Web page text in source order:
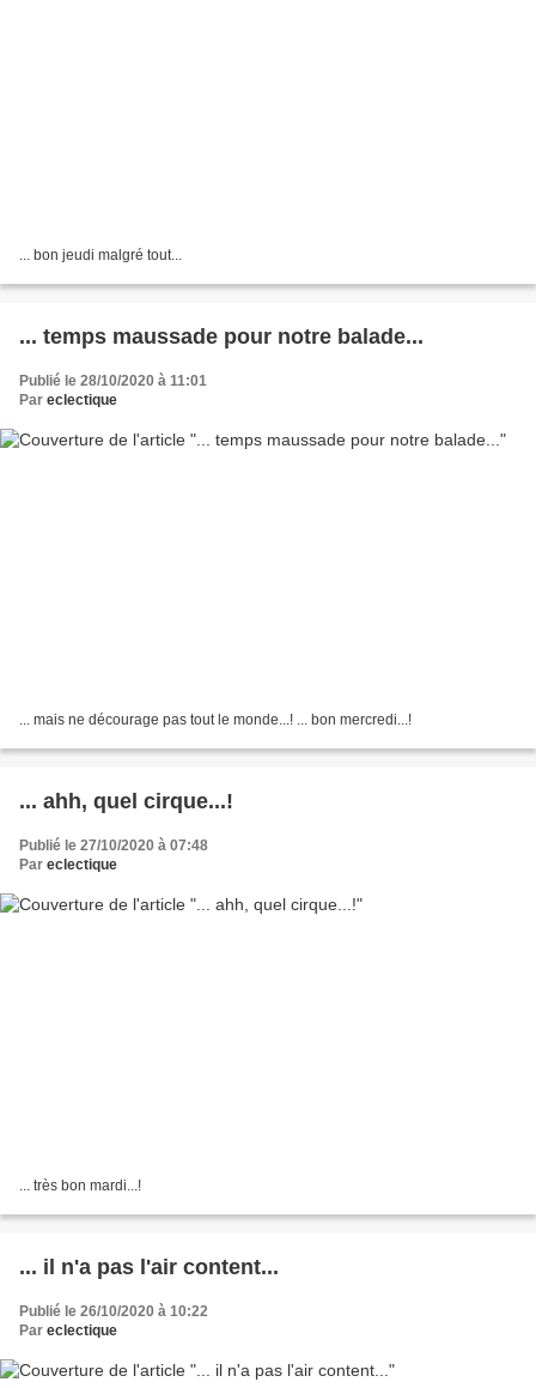
... bon jeudi malgré tout...
... temps maussade pour notre balade...
Publié le 28/10/2020 à 11:01
Par eclectique
... mais ne décourage pas tout le monde...! ... bon mercredi...!
... ahh, quel cirque...!
Publié le 27/10/2020 à 07:48
Par eclectique
... très bon mardi...!
... il n'a pas l'air content...
Publié le 26/10/2020 à 10:22
Par eclectique